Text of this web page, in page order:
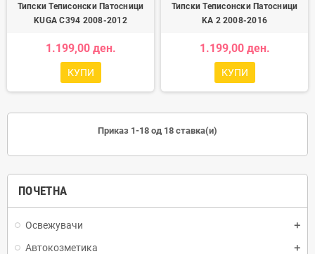
ПОЧЕТНА
Освежувачи
Автокозметика
Типски Теписонски Патосници
KUGA C394 2008-2012
1.199,00 ден.
КУПИ
Типски Теписонски Патосници
KA 2 2008-2016
1.199,00 ден.
КУПИ
Приказ 1-18 од 18 ставка(и)